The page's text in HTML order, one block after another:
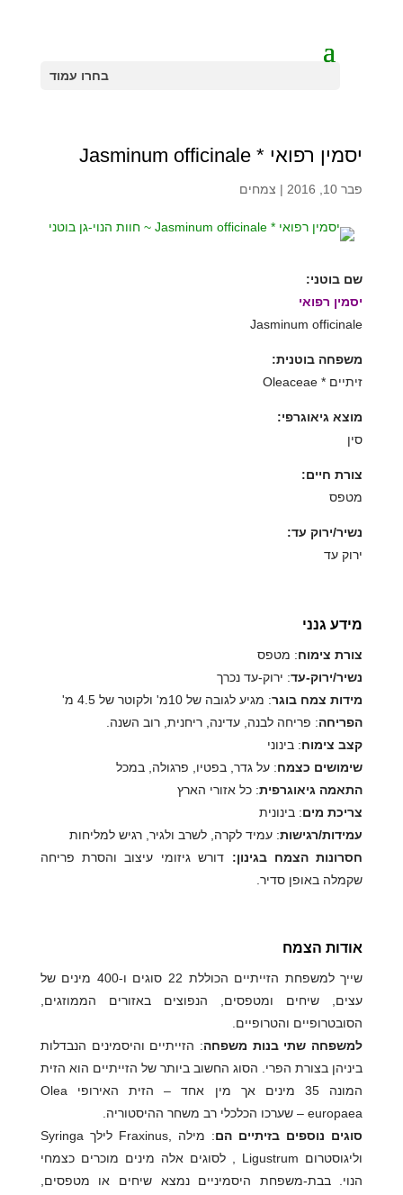
בחרו עמוד
יסמין רפואי * Jasminum officinale
פבר 10, 2016 | צמחים
שם בוטני:
יסמין רפואי
Jasminum officinale
משפחה בוטנית:
זיתיים * Oleaceae
מוצא גיאוגרפי:
סין
צורת חיים:
מטפס
נשיר/ירוק עד:
ירוק עד
מידע גנני
צורת צימוח: מטפס
נשיר/ירוק-עד: ירוק-עד נכרך
מידות צמח בוגר: מגיע לגובה של 10מ' ולקוטר של 4.5 מ'
הפריחה: פריחה לבנה, עדינה, ריחנית, רוב השנה.
קצב צימוח: בינוני
שימושים כצמח: על גדר, בפטיו, פרגולה, במכל
התאמה גיאוגרפית: כל אזורי הארץ
צריכת מים: בינונית
עמידות/רגישות: עמיד לקרה, לשרב ולגיר, רגיש למליחות
חסרונות הצמח בגינון: דורש גיזומי עיצוב והסרת פריחה
שקמלה באופן סדיר.
אודות הצמח
שייך למשפחת הזייתיים הכוללת 22 סוגים ו-400 מינים של
עצים, שיחים ומטפסים, הנפוצים באזורים הממוזגים,
הסובטרופיים והטרופיים.
למשפחה שתי בנות משפחה: הזייתיים והיסמינים הנבדלות
ביניהן בצורת הפרי. הסוג החשוב ביותר של הזייתיים הוא הזית
המונה 35 מינים אך מין אחד – הזית האירופי Olea
europaea – שערכו הכלכלי רב משחר ההיסטוריה.
סוגים נוספים בזיתיים הם
: מילה ,Fraxinus לילך Syringa
וליגוסטרום Ligustrum , לסוגים אלה מינים מוכרים כצמחי
הנוי. בבת-משפחת היסמיניים נמצא שיחים או מטפסים,